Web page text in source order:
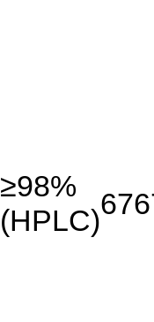
≥98%
(HPLC)